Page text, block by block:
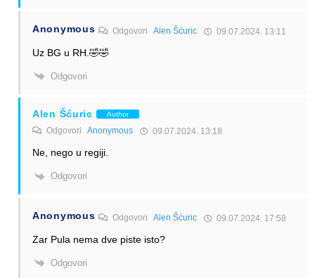
Anonymous OdgovoriAlen Šćuric 09.07.2024. 13:11
Uz BG u RH.🤣🤣
Odgovori
Alen Šćuric Author
Odgovori Anonymous 09.07.2024. 13:18
Ne, nego u regiji.
Odgovori
Anonymous OdgovoriAlen Šćuric 09.07.2024. 17:58
Zar Pula nema dve piste isto?
Odgovori